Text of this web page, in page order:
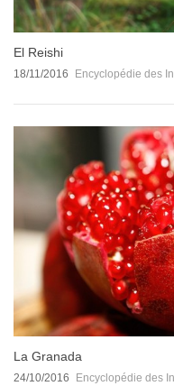
El Reishi
18/11/2016 Encyclopédie des
La Granada
24/10/2016 Encyclopédie des